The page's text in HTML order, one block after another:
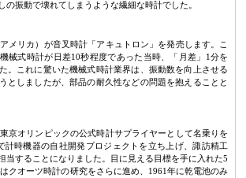
の振動で壊れてしまうような繊細な時計でした。
メリカ）が音叉時計「アキュトロン」を発売します。こ
械式時計が日差10秒程度であった当時、「月差」1分を
。これに驚いた機械式時計業界は、振動数を向上させる
としましたが、部品の耐久性などの問題を抱えることと
京オリンピックの公式時計サプライヤーとして名乗りを
計時機器の自社開発プロジェクトを立ち上げ、諏訪精工
当することになりました。目に見える目標を手に入れた5
クオーツ時計の研究をさらに進め、1961年に乾電池のみ